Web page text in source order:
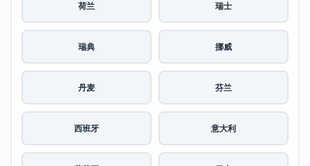
荷兰 瑞士
瑞典 挪威
丹麦 芬兰
西班牙 意大利